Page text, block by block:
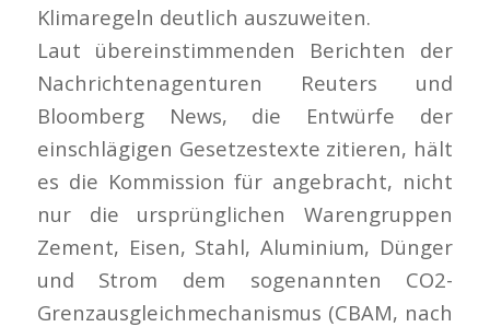
Klimaregeln deutlich auszuweiten.
Laut übereinstimmenden Berichten der
Nachrichtenagenturen Reuters und
Bloomberg News, die Entwürfe der
einschlägigen Gesetzestexte zitieren, hält
es die Kommission für angebracht, nicht
nur die ursprünglichen Warengruppen
Zement, Eisen, Stahl, Aluminium, Dünger
und Strom dem sogenannten CO2-
Grenzausgleichmechanismus (CBAM, nach